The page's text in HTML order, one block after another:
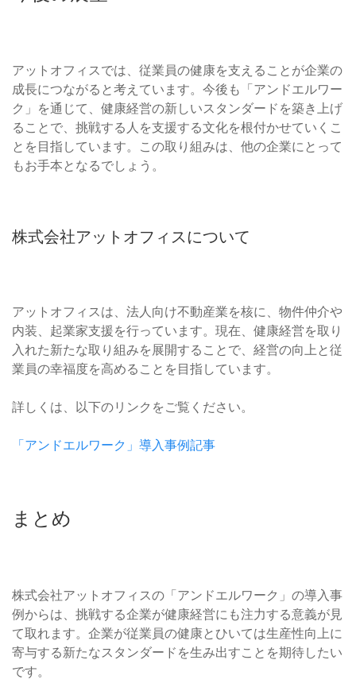
アットオフィスでは、従業員の健康を支えることが企業の
成長につながると考えています。今後も「アンドエルワー
ク」を通じて、健康経営の新しいスタンダードを築き上げ
ることで、挑戦する人を支援する文化を根付かせていくこ
とを目指しています。この取り組みは、他の企業にとって
もお手本となるでしょう。
株式会社アットオフィスについて
アットオフィスは、法人向け不動産業を核に、物件仲介や
内装、起業家支援を行っています。現在、健康経営を取り
入れた新たな取り組みを展開することで、経営の向上と従
業員の幸福度を高めることを目指しています。
詳しくは、以下のリンクをご覧ください。
「アンドエルワーク」導入事例記事
まとめ
株式会社アットオフィスの「アンドエルワーク」の導入事
例からは、挑戦する企業が健康経営にも注力する意義が見
て取れます。企業が従業員の健康とひいては生産性向上に
寄与する新たなスタンダードを生み出すことを期待したい
です。